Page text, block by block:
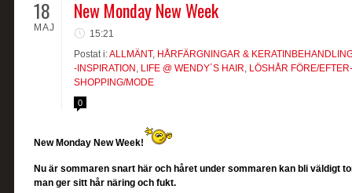
18
MAJ
New Monday New Week
15:21
Postat i:ALLMÄNT, HÅRFÄRGNINGAR &
-INSPIRATION , LIFE @ WENDY´S HAIR, LÖSHÅR FÖRE/
SHOPPING/MODE
0
New Monday New Week!
Nu är sommaren snart här och håret under sommaren kan bli väldigt
man ger sitt hår näring och fukt.